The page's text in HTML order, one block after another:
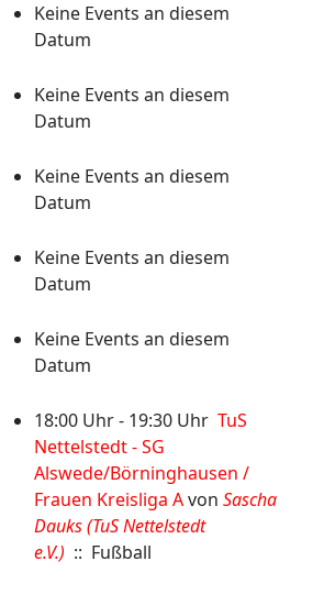
Keine Events an diesem
Datum
Keine Events an diesem
Datum
Keine Events an diesem
Datum
Keine Events an diesem
Datum
Keine Events an diesem
Datum
18:00 Uhr - 19:30 Uhr TuS
Nettelstedt - SG
Alswede/Börninghausen /
Frauen Kreisliga Avon Sascha
Dauks (TuS Nettelstedt
e.V.) :: Fußball